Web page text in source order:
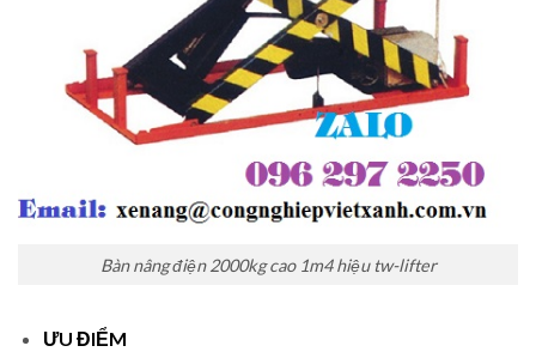
Bàn nâng điện 2000kg cao 1m4 hiệu tw-lifter
ƯU ĐIỂM